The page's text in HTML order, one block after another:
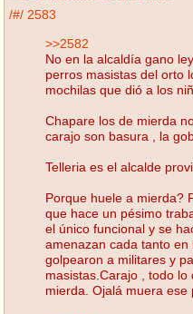
/#/ 2583
>>2582
No en la alcaldía gano
perros masistas del orto
mochilas que dió a los
Chapare los de mierda
carajo son basura , la
Telleria es el alcalde
Porque huele a mierda?
que hace un pésimo
el único funcional y se
amenazan cada tanto
golpearon a militares y
masistas.Carajo , todo
mierda. Ojalá muera ese